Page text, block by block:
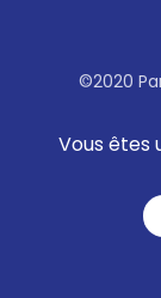
©2020
Vous êtes